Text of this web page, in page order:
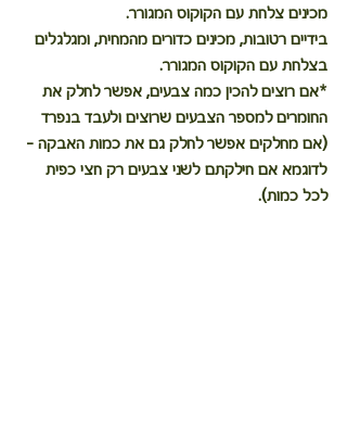
מכינים צלחת עם הקוקוס המגורר.
בידיים רטובות, מכינים כדורים מהמחית, ומגלגלים
בצלחת עם הקוקוס המגורר.
*אם רוצים להכין כמה צבעים, אפשר לחלק את
החומרים למספר הצבעים שרוצים ולעבד בנפרד
(אם מחלקים אפשר לחלק גם את כמות האבקה -
לדוגמא אם חילקתם לשני צבעים רק חצי כפית
לכל כמות).